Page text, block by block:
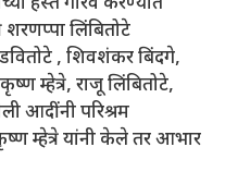
लिंबितोटे
, शिवशंकर बिंदगे,
म्हेत्रे, राजू लिंबितोटे,
आदींनी परिश्रम
म्हेत्रे यांनी केले तर आभार